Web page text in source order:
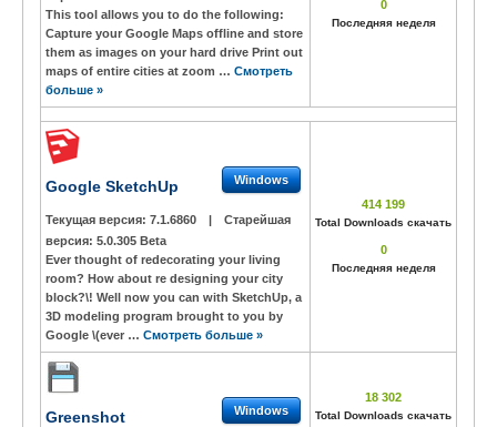
This tool allows you to do the following:
Capture your Google Maps offline and store
them as images on your hard drive Print out
maps of entire cities at zoom … Смотреть
больше »
0
Последняя неделя
Google SketchUp Windows
Текущая версия: 7.1.6860 |
Старейшая
версия: 5.0.305 Beta
Ever thought of redecorating your living
room? How about re designing your city
block?\! Well now you can with SketchUp, a
3D modeling program brought to you by
Google \(ever … Смотреть больше »
414 199
Total Downloads скачать
0
Последняя неделя
Greenshot Windows
18 302
Total Downloads скачать